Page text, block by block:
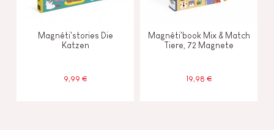
Magnéti'stories Die
Katzen
9,99 €
Magnéti'book Mix & Match
Tiere, 72 Magnete
19,98 €